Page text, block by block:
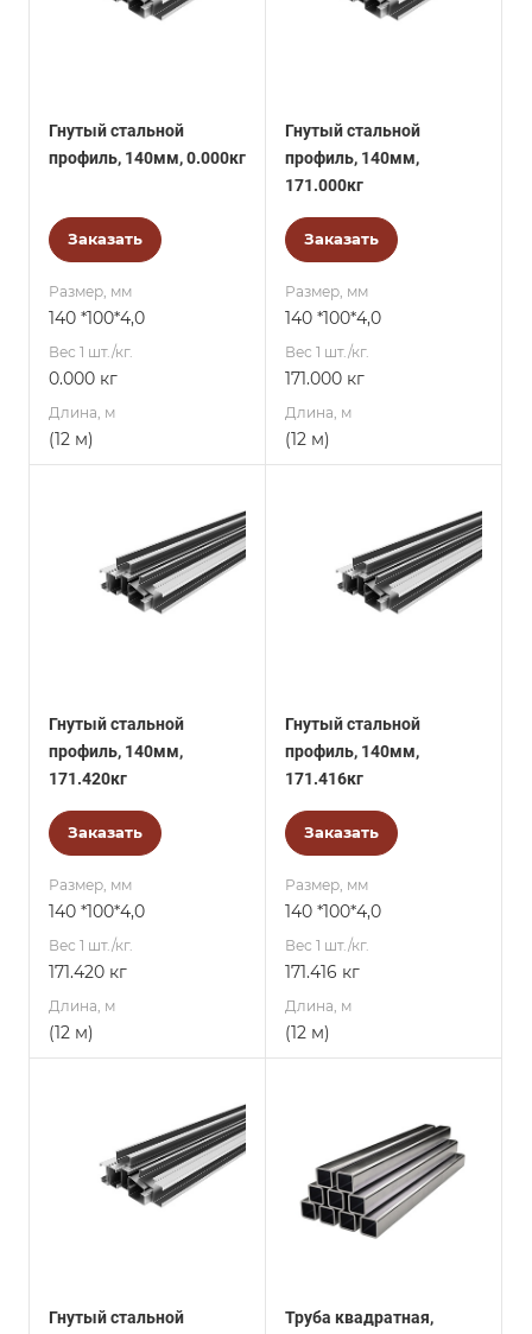
Гнутый стальной
профиль, 140мм, 0.000кг
Заказать
Размер, мм
140 *100*4,0
Вес 1 шт./кг.
0.000 кг
Длина, м
(12 м)
Гнутый стальной
профиль, 140мм,
171.000кг
Заказать
Размер, мм
140 *100*4,0
Вес 1 шт./кг.
171.000 кг
Длина, м
(12 м)
Гнутый стальной
профиль, 140мм,
171.420кг
Заказать
Размер, мм
140 *100*4,0
Вес 1 шт./кг.
171.420 кг
Длина, м
(12 м)
Гнутый стальной
профиль, 140мм,
171.416кг
Заказать
Размер, мм
140 *100*4,0
Вес 1 шт./кг.
171.416 кг
Длина, м
(12 м)
Гнутый стальной
Труба квадратная,